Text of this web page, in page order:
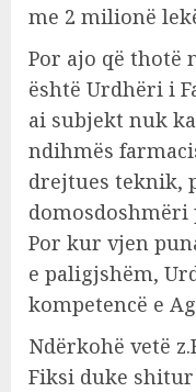
me 2 milionë
Por ajo që thotë
është Urdhëri i
ai subjekt nuk
ndihmës
drejtues teknik,
Por kur vjen
e paligjshëm,
kompetencë e
Ndërkohë vetë
Fiksi duke